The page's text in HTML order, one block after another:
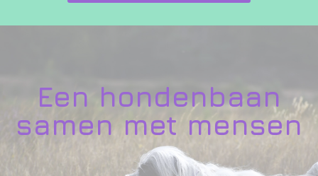
Een hondenbaan
samen met mensen